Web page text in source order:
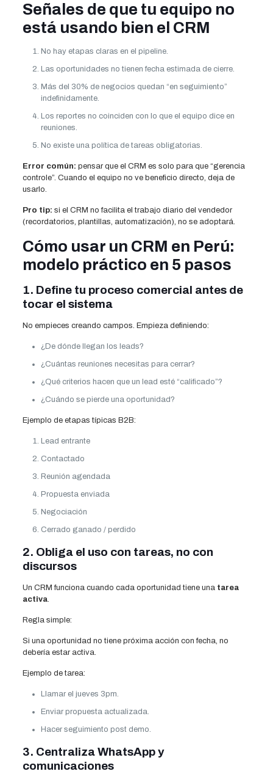
Señales de que tu equipo no
está usando bien el CRM
No hay etapas claras en el pipeline.
Las oportunidades no tienen fecha estimada de cierre.
Más del 30% de negocios quedan “en seguimiento”
indefinidamente.
Los reportes no coinciden con lo que el equipo dice en
reuniones.
No existe una política de tareas obligatorias.
Error común: pensar que el CRM es solo para que “gerencia
controle”. Cuando el equipo no ve beneficio directo, deja de
usarlo.
Pro tip: si el CRM no facilita el trabajo diario del vendedor
(recordatorios, plantillas, automatización), no se adoptará.
Cómo usar un CRM en Perú:
modelo práctico en 5 pasos
1. Define tu proceso comercial antes de
tocar el sistema
No empieces creando campos. Empieza definiendo:
¿De dónde llegan los leads?
¿Cuántas reuniones necesitas para cerrar?
¿Qué criterios hacen que un lead esté “calificado”?
¿Cuándo se pierde una oportunidad?
Ejemplo de etapas típicas B2B:
Lead entrante
Contactado
Reunión agendada
Propuesta enviada
Negociación
Cerrado ganado / perdido
2. Obliga el uso con tareas, no con
discursos
Un CRM funciona cuando cada oportunidad tiene una tarea
activa.
Regla simple:
Si una oportunidad no tiene próxima acción con fecha, no
debería estar activa.
Ejemplo de tarea:
Llamar el jueves 3pm.
Enviar propuesta actualizada.
Hacer seguimiento post demo.
3. Centraliza WhatsApp y
comunicaciones